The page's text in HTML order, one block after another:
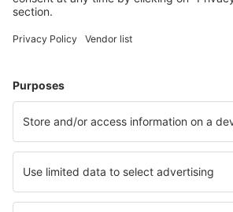
Unterkünfte, die Sie mögen
Hütten, Apartments und andere.
Hotels in Japan - Beliebte Städte
Hotels in Kyoto Hotels in Tokio
Hotels in Osaka Hotels in Fukuoka